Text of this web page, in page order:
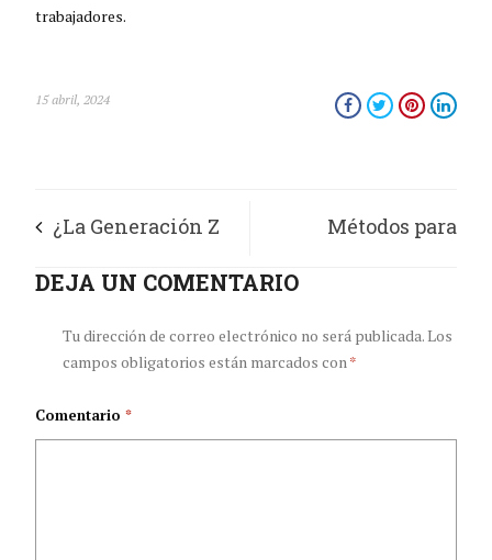
trabajadores.
15 abril, 2024
¿La Generación Z
promueve la
sostenibilidad?
Métodos para
financieros
DEJA UN COMENTARIO
Tu dirección de correo electrónico no será publicada.Los
campos obligatorios están marcados con *
Comentario*